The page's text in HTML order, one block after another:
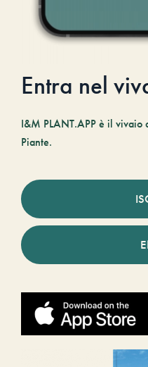
Entra nel
I&M PLANT.APP è il
Piante.